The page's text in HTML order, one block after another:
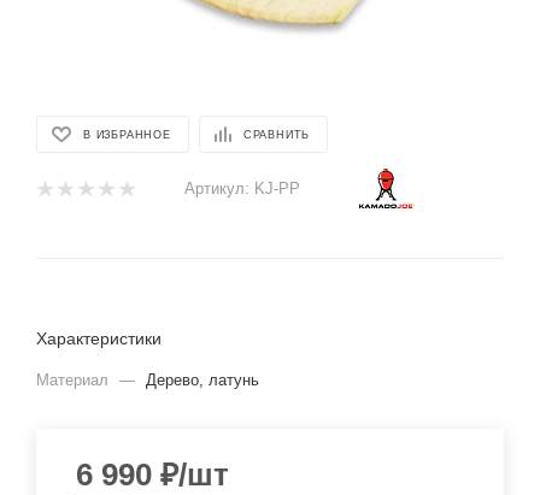
В ИЗБРАННОЕ СРАВНИТЬ
Артикул: KJ-PP
Характеристики
Материал — Дерево, латунь
6 990 ₽/шт